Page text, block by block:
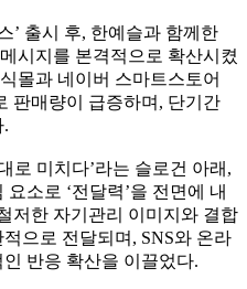
’ 출시 후, 한예슬과 함께한
시지를 본격적으로 확산시켰
몰과 네이버 스마트스토어
판매량이 급증하며, 단기간
.
로 미치다’라는 슬로건 아래,
소로 ‘전달력’을 전면에 내
저한 자기관리 이미지와 결합
으로 전달되며, SNS와 온라
반응 확산을 이끌었다.